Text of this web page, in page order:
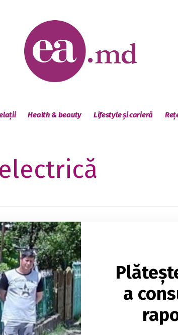
Health & beauty Lifestyle și carieră
a